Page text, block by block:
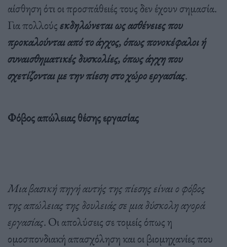
αίσθηση ότι οι προσπάθειές τους δεν έχουν σημασία.
Για πολλούςεκδηλώνεται ως ασθένειες που
προκαλούνται από το άγχος, όπως πονοκέφαλοι ή
συναισθηματικές δυσκολίες, όπως άγχη που
σχετίζονται με την πίεση στο χώρο εργασίας.
Φόβος απώλειας θέσης εργασίας
Μια βασική πηγή αυτής της πίεσης είναι ο φόβος
της απώλειας της δουλειάς σε μια δύσκολη αγορά
εργασίας. Οι απολύσεις σε τομείς όπως η
ομοσπονδιακή απασχόληση και οι βιομηχανίες που